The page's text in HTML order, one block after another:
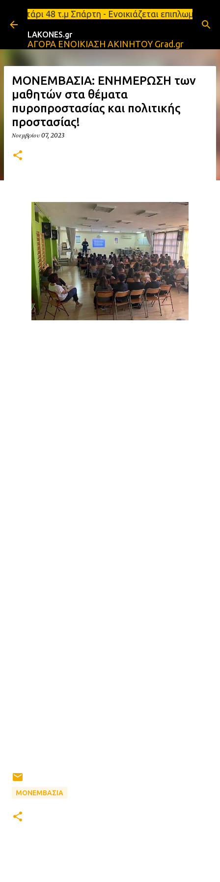
Μετάβαση στο κύριο περιεχόμενο
τ.μ Σπάρτη - Ενοικιάζεται επιπλωμένο
LAKONES.gr
ΑΓΟΡΑ ΕΝΟΙΚΙΑΣΗ ΑΚΙΝΗΤΟΥ Grad.gr
ΜΟΝΕΜΒΑΣΙΑ: ΕΝΗΜΕΡΩΣΗ των
μαθητών στα θέματα
πυροπροστασίας και πολιτικής
προστασίας!
Νοεμβρίου 07, 2023
ΜΟΝΕΜΒΑΣΙΑ